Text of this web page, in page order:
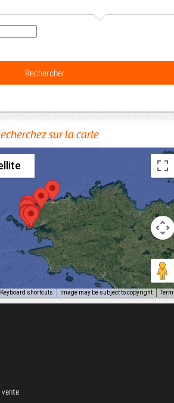
sur la carte
Keyboard shortcuts Image may be subject to copyright
vente